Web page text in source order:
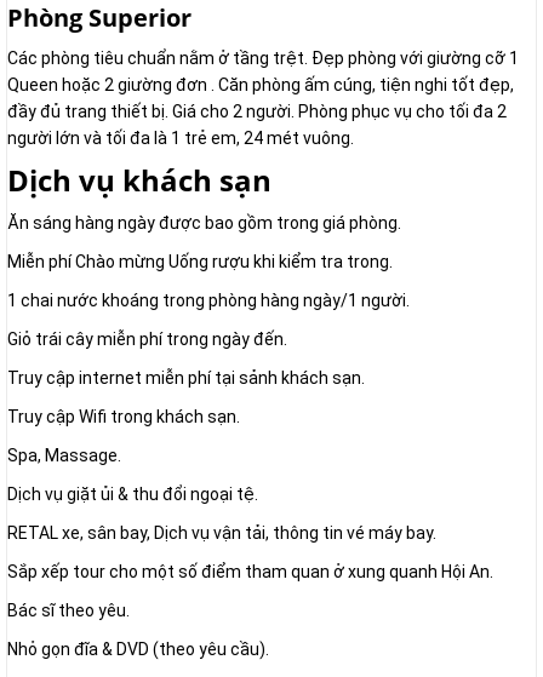
Phòng Superior
Các phòng tiêu chuẩn nằm ở tầng trệt. Đẹp phòng với giường cỡ 1
Queen hoặc 2 giường đơn . Căn phòng ấm cúng, tiện nghi tốt đẹp,
đầy đủ trang thiết bị. Giá cho 2 người. Phòng phục vụ cho tối đa 2
người lớn và tối đa là 1 trẻ em, 24 mét vuông.
Dịch vụ khách sạn
Ăn sáng hàng ngày được bao gồm trong giá phòng.
Miễn phí Chào mừng Uống rượu khi kiểm tra trong.
1 chai nước khoáng trong phòng hàng ngày/1 người.
Giỏ trái cây miễn phí trong ngày đến.
Truy cập internet miễn phí tại sảnh khách sạn.
Truy cập Wifi trong khách sạn.
Spa, Massage.
Dịch vụ giặt ủi & thu đổi ngoại tệ.
RETAL xe, sân bay, Dịch vụ vận tải, thông tin vé máy bay.
Sắp xếp tour cho một số điểm tham quan ở xung quanh Hội An.
Bác sĩ theo yêu.
Nhỏ gọn đĩa & DVD (theo yêu cầu).